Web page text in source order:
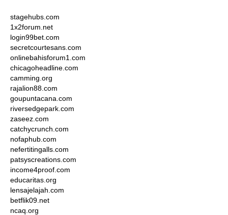
stagehubs.com
1x2forum.net
login99bet.com
secretcourtesans.com
onlinebahisforum1.com
chicagoheadline.com
camming.org
rajalion88.com
goupuntacana.com
riversedgepark.com
zaseez.com
catchycrunch.com
nofaphub.com
nefertitingalls.com
patsyscreations.com
income4proof.com
educaritas.org
lensajelajah.com
betflik09.net
ncaq.org